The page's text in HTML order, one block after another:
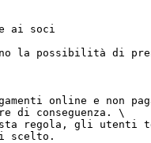
ai soci
la possibilità di
online e non
di conseguenza. \
regola, gli utenti
scelto.